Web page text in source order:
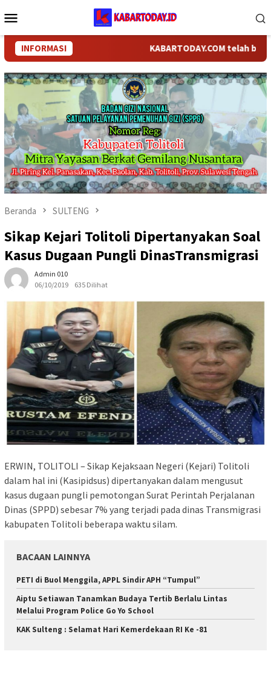
ke
Mobile
INFORMASI KABARTODAY.COM telah
Beranda SULTENG
Sikap Kejari Tolitoli Dipertanyakan Soal
Kasus Dugaan Pungli DinasTransmigrasi
Admin 010
06/10/2019
635 Dilihat
ERWIN, TOLITOLI – Sikap Kejaksaan Negeri (Kejari) Tolitoli
dalam hal ini (Kasipidsus) dipertanyakan dalam mengusut
kasus dugaan pungli pemotongan Surat Perintah Perjalanan
Dinas (SPPD) sebesar 7% yang terjadi pada dinas Transmigrasi
kabupaten Tolitoli beberapa waktu silam.
BACAAN LAINNYA
PETI di Buol Menggila, APPL Sindir APH “Tumpul”
Aiptu Setiawan Tanamkan Budaya Tertib Berlalu Lintas
Melalui Program Police Go Yo School
KAK Sulteng : Selamat Hari Kemerdekaan RI Ke -81